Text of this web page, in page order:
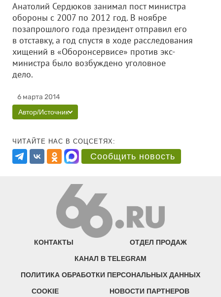
Анатолий Сердюков занимал пост министра
обороны с 2007 по 2012 год. В ноябре
позапрошлого года президент отправил его
в отставку, а год спустя в ходе расследования
хищений в «Оборонсервисе» против экс-
министра было возбуждено уголовное
дело.
6 марта 2014
Автор/Источник
ЧИТАЙТЕ НАС В СОЦСЕТЯХ:
Сообщить новость
КОНТАКТЫ ОТДЕЛ ПРОДАЖ
КАНАЛ В TELEGRAM
ПОЛИТИКА ОБРАБОТКИ ПЕРСОНАЛЬНЫХ ДАННЫХ
COOKIE НОВОСТИ ПАРТНЕРОВ